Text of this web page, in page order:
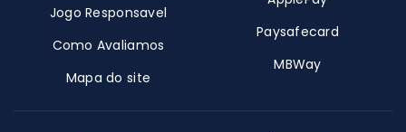
Jogo Responsavel
Como Avaliamos
Mapa do site
Paysafecard
MBWay